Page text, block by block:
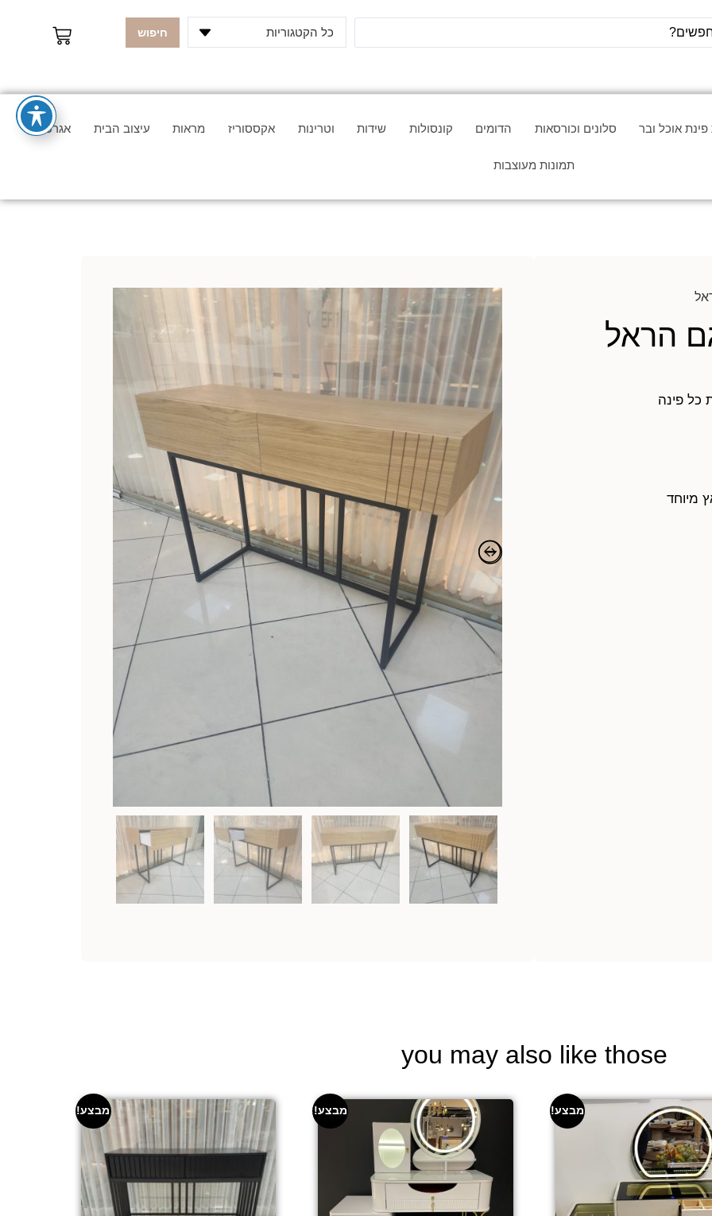
כל הקטגוריות חיפוש
אוכל ובר סלונים וכורסאות הדומים קונסולות שידות וטרינות אקססוריז מראות עיצוב הבית אגרטלים
תמונות מעוצבות
הראל
כל פינה
you may also like those
מבצע! מבצע! מבצע!